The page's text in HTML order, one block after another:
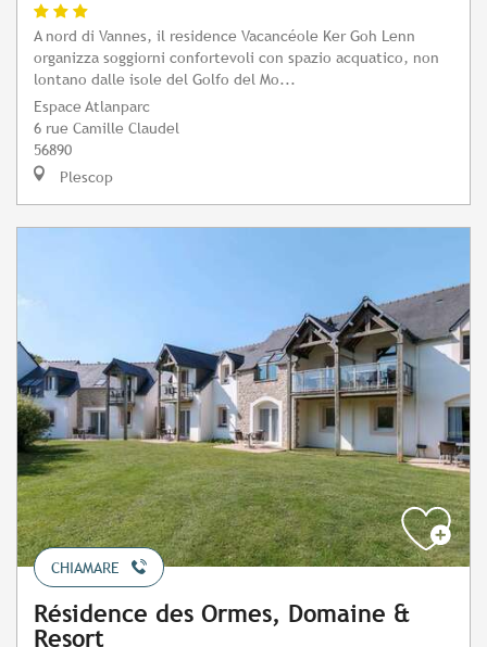
A nord di Vannes, il residence Vacancéole Ker Goh Lenn
organizza soggiorni confortevoli con spazio acquatico, non
lontano dalle isole del Golfo del Mo...
Espace Atlanparc
6 rue Camille Claudel
56890
Plescop
CHIAMARE
Résidence des Ormes, Domaine &
Resort